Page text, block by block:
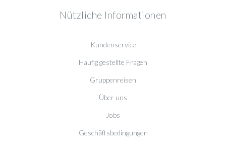
Nützliche Informationen
Kundenservice
Häufig gestellte Fragen
Gruppenreisen
Über uns
Jobs
Geschäftsbedingungen